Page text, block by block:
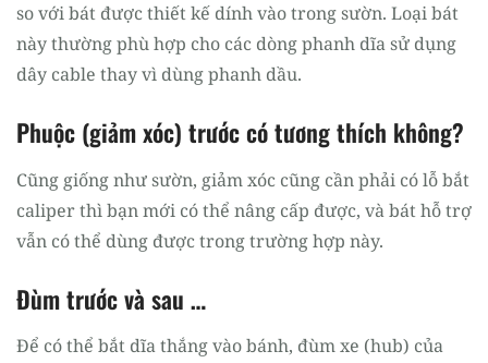
so với bát được thiết kế dính vào trong sườn. Loại bát
này thường phù hợp cho các dòng phanh dĩa sử dụng
dây cable thay vì dùng phanh dầu.
Phuộc (giảm xóc) trước có tương thích không?
Cũng giống như sườn, giảm xóc cũng cần phải có lỗ bắt
caliper thì bạn mới có thể nâng cấp được, và bát hỗ trợ
vẫn có thể dùng được trong trường hợp này.
Đùm trước và sau …
Để có thể bắt dĩa thắng vào bánh, đùm xe (hub) của